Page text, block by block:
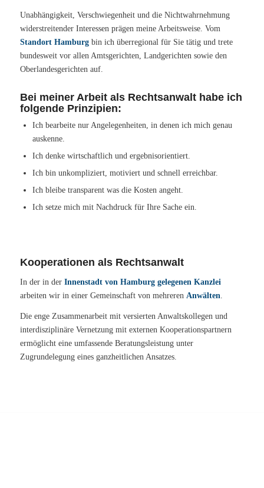
Unabhängigkeit, Verschwiegenheit und die Nichtwahrnehmung
widerstreitender Interessen prägen meine Arbeitsweise. Vom
Standort Hamburgbin ich überregional für Sie tätig und trete
bundesweit vor allen Amtsgerichten, Landgerichten sowie den
Oberlandesgerichten auf.
Bei meiner Arbeit als Rechtsanwalt habe ich
folgende Prinzipien:
Ich bearbeite nur Angelegenheiten, in denen ich mich genau
auskenne.
Ich denke wirtschaftlich und ergebnisorientiert.
Ich bin unkompliziert, motiviert und schnell erreichbar.
Ich bleibe transparent was die Kosten angeht.
Ich setze mich mit Nachdruck für Ihre Sache ein.
Kooperationen als Rechtsanwalt
In der in der Innenstadt von Hamburg gelegenen Kanzlei
arbeiten wir in einer Gemeinschaft von mehreren Anwälten.
Die enge Zusammenarbeit mit versierten Anwaltskollegen und
interdisziplinäre Vernetzung mit externen Kooperationspartnern
ermöglicht eine umfassende Beratungsleistung unter
Zugrundelegung eines ganzheitlichen Ansatzes.